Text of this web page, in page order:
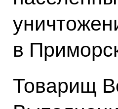
в
Товарищ